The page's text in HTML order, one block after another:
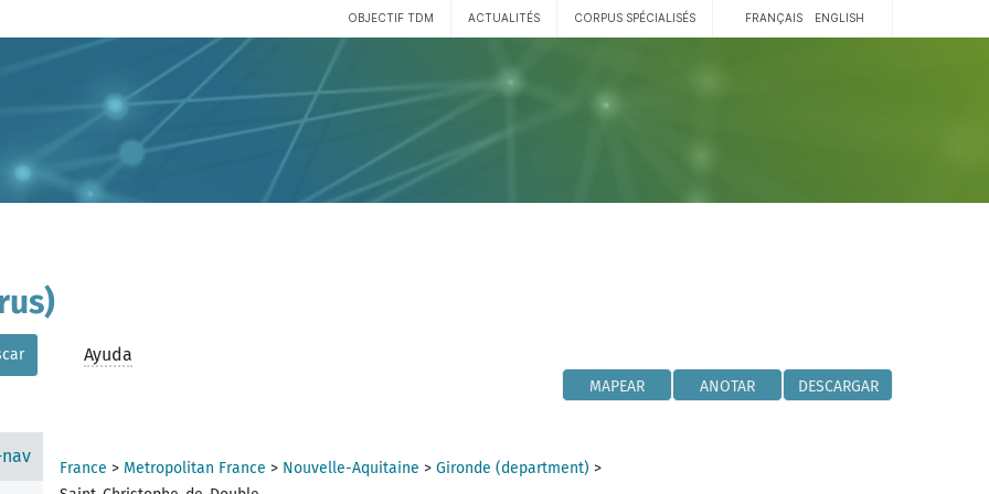
OBJECTIF TDM ACTUALITÉS CORPUS SPÉCIALISÉS FRANÇAIS ENGLISH
Ayuda
MAPEAR ANOTAR DESCARGAR
France > Metropolitan France > Nouvelle-Aquitaine > Gironde (department) >